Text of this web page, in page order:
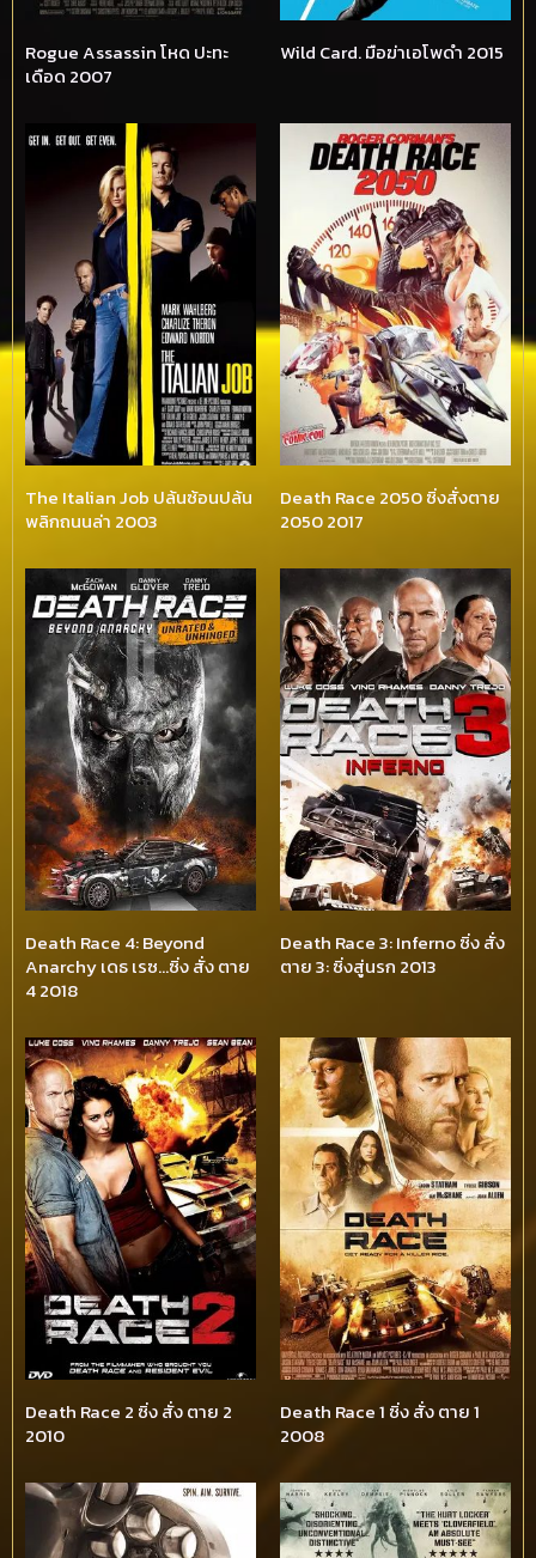
Rogue Assassin โหด ปะทะ
เดือด 2007
Wild Card. มือฆ่าเอโพดำ 2015
The Italian Job ปล้นซ้อนปล้น
พลิกถนนล่า 2003
Death Race 2050 ซิ่งสั่งตาย
2050 2017
Death Race 4: Beyond
Anarchy เดธ เรซ…ซิ่ง สั่ง ตาย
4 2018
Death Race 3: Inferno ซิ่ง สั่ง
ตาย 3: ซิ่งสู่นรก 2013
Death Race 2 ซิ่ง สั่ง ตาย 2
2010
Death Race 1 ซิ่ง สั่ง ตาย 1
2008